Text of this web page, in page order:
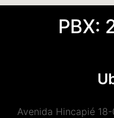
PBX:
Avenida Hincapié